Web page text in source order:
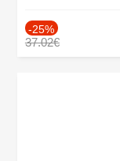
-25%
37.02€